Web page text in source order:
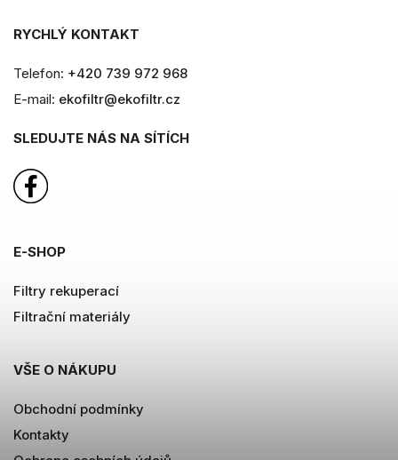
RYCHLÝ KONTAKT
Telefon: +420 739 972 968
E-mail: ekofiltr@ekofiltr.cz
SLEDUJTE NÁS NA SÍTÍCH
E-SHOP
Filtry rekuperací
Filtrační materiály
VŠE O NÁKUPU
Obchodní podmínky
Kontakty